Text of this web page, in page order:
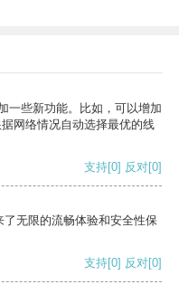
一些新功能。比如，可以增加
网络情况自动选择最优的线
支持[0] 反对[0]
无限的流畅体验和安全性保
支持[0] 反对[0]